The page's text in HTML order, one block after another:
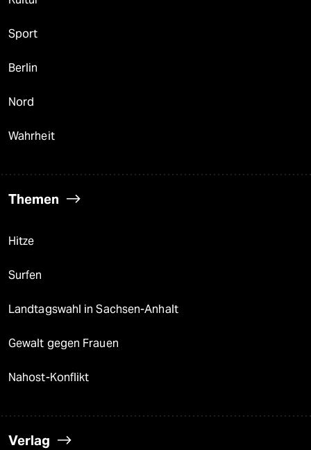
Sport
Berlin
Nord
Wahrheit
Themen
Hitze
Surfen
Landtagswahl in Sachsen-Anhalt
Gewalt gegen Frauen
Nahost-Konflikt
Verlag